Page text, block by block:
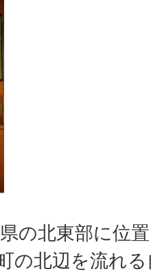
の北東部に位
の北辺を流れ